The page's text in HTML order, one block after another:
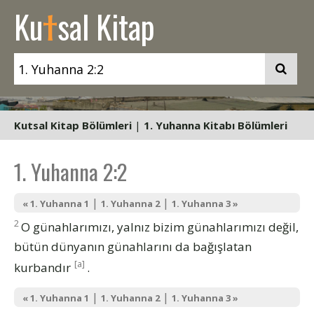
Kutsal Kitap
Kutsal Kitap Bölümleri | 1. Yuhanna Kitabı Bölümleri
1. Yuhanna 2:2
« 1. Yuhanna 1 | 1. Yuhanna 2| 1. Yuhanna 3 »
2O günahlarımızı, yalnız bizim günahlarımızı değil,
bütün dünyanın günahlarını da bağışlatan
kurbandır [a] .
« 1. Yuhanna 1 | 1. Yuhanna 2| 1. Yuhanna 3 »